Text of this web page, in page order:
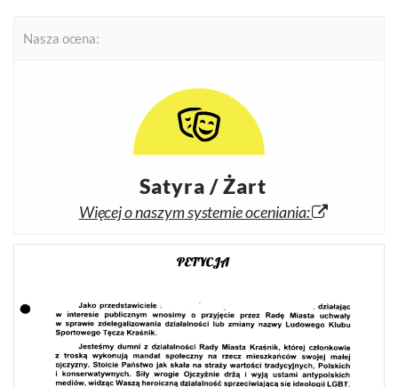
Nasza ocena:
Satyra / Żart
Więcej o naszym systemie oceniania: